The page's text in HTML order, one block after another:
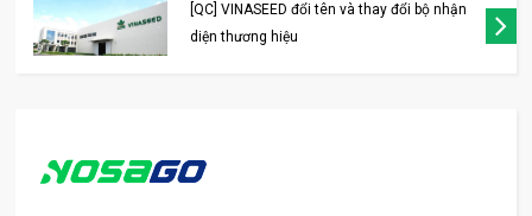
[QC] VINASEED đổi tên và thay đổi bộ nhận
diện thương hiệu